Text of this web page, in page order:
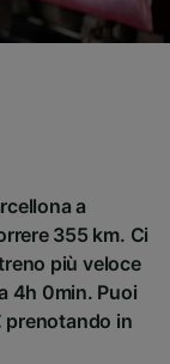
a
355 km. Ci
più veloce
4h 0min. Puoi
prenotando in